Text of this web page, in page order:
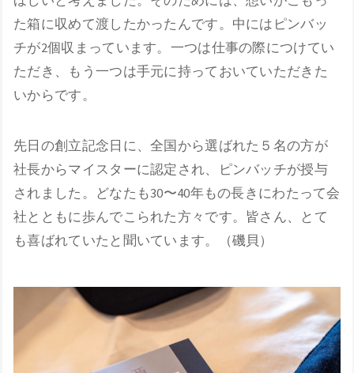
た箱に収めて渡したかったんです。中にはピンバッ
チが2個収まっています。一つは仕事の際につけてい
ただき、もう一つは手元に持っておいていただきた
いからです。
先日の創立記念日に、全国から選ばれた５名の方が
社長からマイスターに認定され、ピンバッチが授与
されました。どなたも30〜40年もの長きにわたって会
社とともに歩んでこられた方々です。皆さん、とて
も喜ばれていたと聞いています。（磯貝）